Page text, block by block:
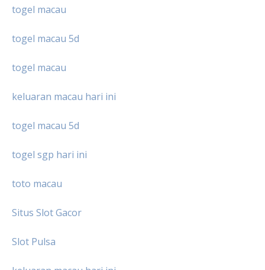
togel macau
togel macau 5d
togel macau
keluaran macau hari ini
togel macau 5d
togel sgp hari ini
toto macau
Situs Slot Gacor
Slot Pulsa